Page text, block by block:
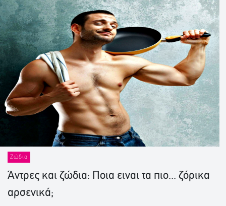
Ζώδια
Άντρες και ζώδια: Ποια ειναι τα πιο... ζόρικα
αρσενικά;